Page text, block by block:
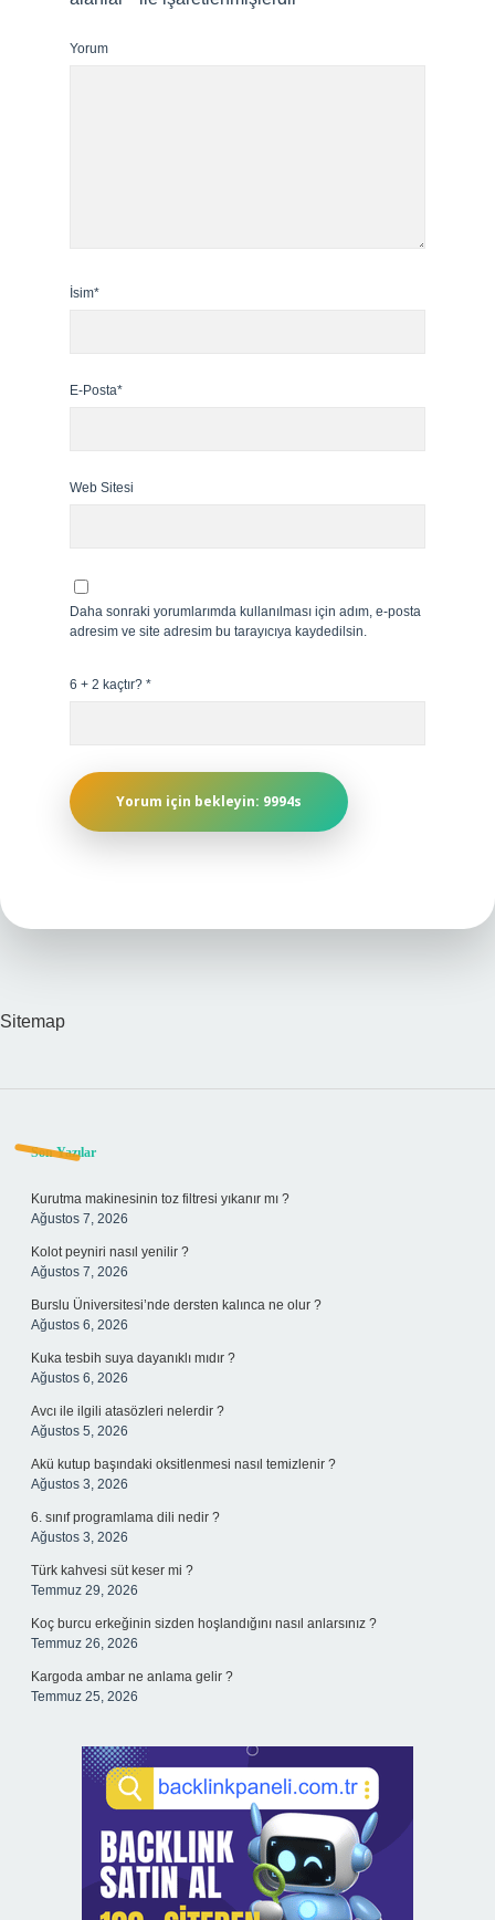
Yorum
İsim*
E-Posta*
Web Sitesi
Daha sonraki yorumlarımda kullanılması için adım, e-posta
adresim ve site adresim bu tarayıcıya kaydedilsin.
6 + 2 kaçtır? *
Sitemap
Sidebar
Son Yazılar
Kurutma makinesinin toz filtresi yıkanır mı ?
Ağustos 7, 2026
Kolot peyniri nasıl yenilir ?
Ağustos 7, 2026
Burslu Üniversitesi’nde dersten kalınca ne olur ?
Ağustos 6, 2026
Kuka tesbih suya dayanıklı mıdır ?
Ağustos 6, 2026
Avcı ile ilgili atasözleri nelerdir ?
Ağustos 5, 2026
Akü kutup başındaki oksitlenmesi nasıl temizlenir ?
Ağustos 3, 2026
6. sınıf programlama dili nedir ?
Ağustos 3, 2026
Türk kahvesi süt keser mi ?
Temmuz 29, 2026
Koç burcu erkeğinin sizden hoşlandığını nasıl anlarsınız ?
Temmuz 26, 2026
Kargoda ambar ne anlama gelir ?
Temmuz 25, 2026